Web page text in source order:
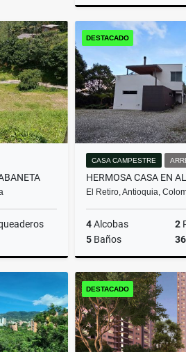
DESTACADO
CASA CAMPESTRE
El Retiro, Antioquia,
4Alcobas 2
5 Baños
DESTACADO